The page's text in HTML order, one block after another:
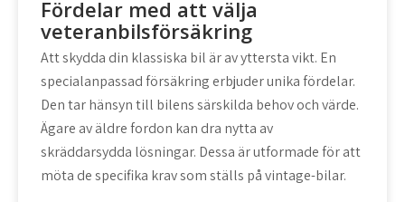
Fördelar med att välja
veteranbilsförsäkring
Att skydda din klassiska bil är av yttersta vikt. En
specialanpassad försäkring erbjuder unika fördelar.
Den tar hänsyn till bilens särskilda behov och värde.
Ägare av äldre fordon kan dra nytta av
skräddarsydda lösningar. Dessa är utformade för att
möta de specifika krav som ställs på vintage-bilar.